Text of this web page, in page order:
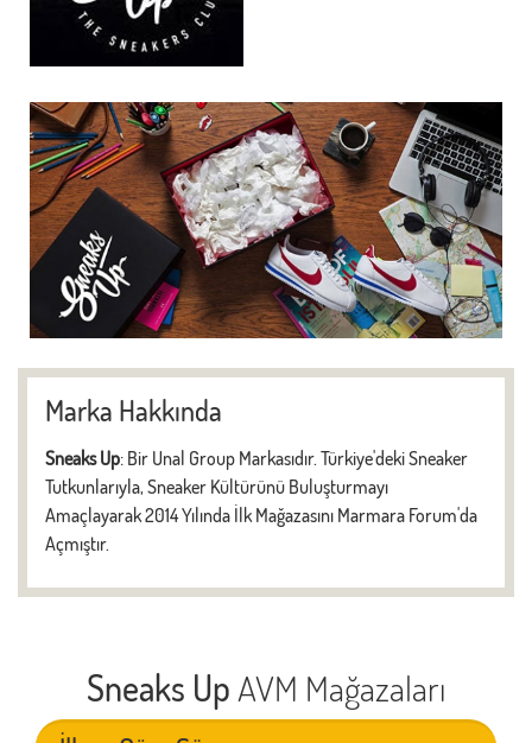
Marka Hakkında
Sneaks Up: Bir Unal Group Markasıdır. Türkiye'deki Sneaker
Tutkunlarıyla, Sneaker Kültürünü Buluşturmayı
Amaçlayarak 2014 Yılında İlk Mağazasını Marmara Forum'da
Açmıştır.
Sneaks Up AVM Mağazaları